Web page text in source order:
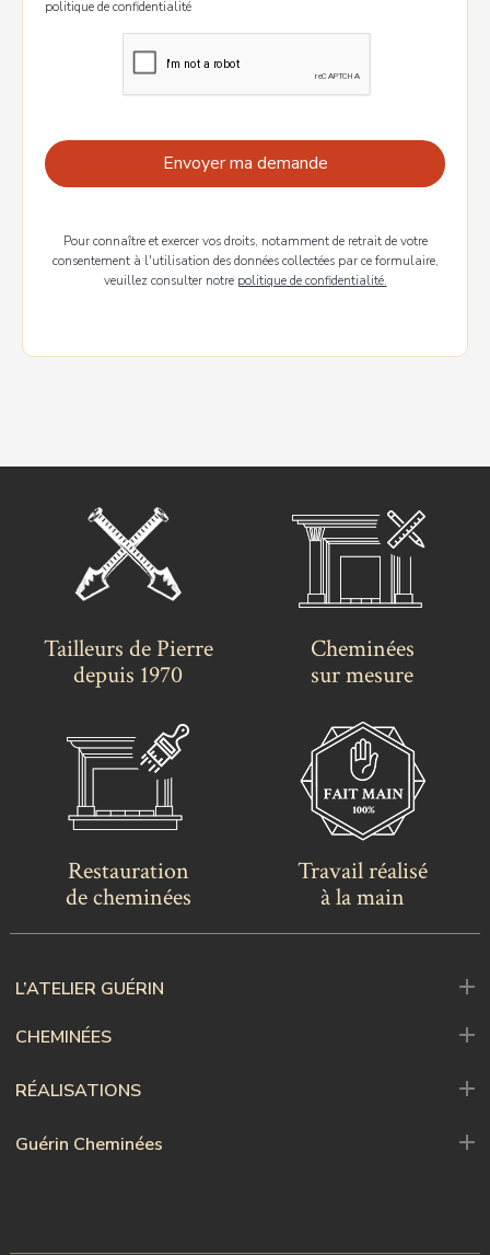
politique de confidentialité
Pour connaître et exercer vos droits, notamment de retrait de votre
consentement à l'utilisation des données collectées par ce formulaire,
veuillez consulter notre politique de confidentialité.
Tailleurs de Pierre
depuis 1970
Cheminées
sur mesure
Restauration
de cheminées
Travail réalisé
à la main
L’ATELIER GUÉRIN
CHEMINÉES
RÉALISATIONS
Guérin Cheminées